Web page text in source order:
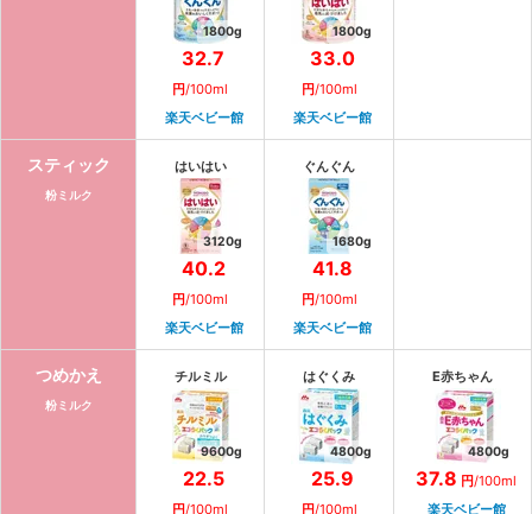
1800g
32.7
円/100ml
楽天ベビー館
1800g
33.0
円/100ml
楽天ベビー館
スティック
粉ミルク
はいはい
3120g
40.2
円/100ml
楽天ベビー館
ぐんぐん
1680g
41.8
円/100ml
楽天ベビー館
つめかえ
粉ミルク
チルミル
9600g
22.5
円/100ml
はぐくみ
4800g
25.9
円/100ml
E赤ちゃん
4800g
37.8 円/100ml
楽天ベビー館